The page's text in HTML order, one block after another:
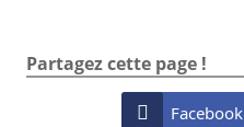
Partagez cette page !
 Facebook